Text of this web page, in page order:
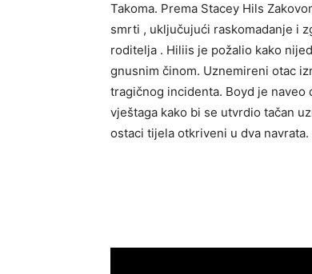
Takoma. Prema Stacey Hils
smrti , uključujući raskomadanje i
roditelja . Hiliis je požalio kako
gnusnim činom. Uznemireni otac
tragičnog incidenta. Boyd je naveo
vještaga kako bi se utvrdio tačan
ostaci tijela otkriveni u dva navrata.